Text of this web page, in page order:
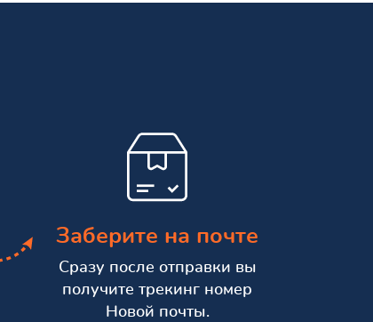
Заберите на почте
Сразу после отправки вы
получите трекинг номер
Новой почты.